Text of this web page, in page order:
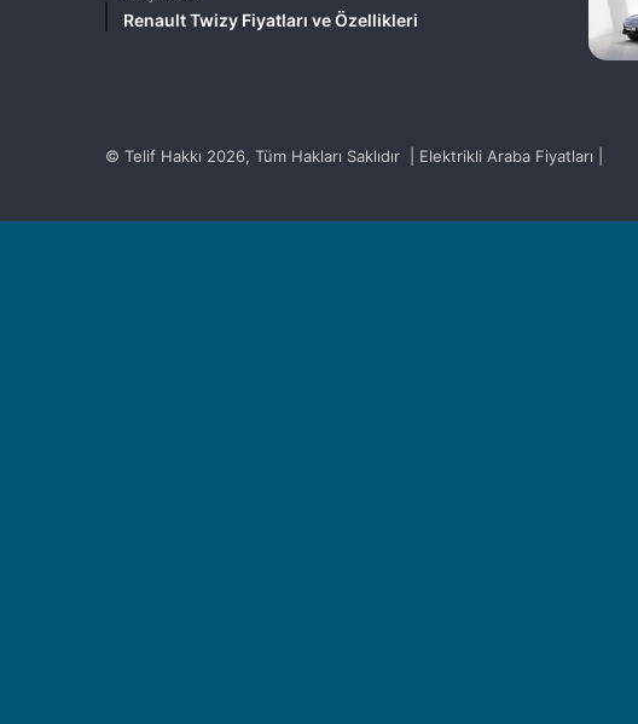
Renault Twizy Fiyatları ve Özellikleri
© Telif Hakkı 2026, Tüm Hakları Saklıdır | Elektrikli Araba Fiyatları |